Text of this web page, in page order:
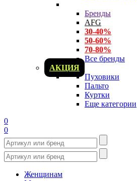
Бренды
AFG
30-40%
50-60%
70-80%
Все бренды
АКЦИЯ
Пуховики
Пальто
Куртки
Еще категории
0
0
Женщинам